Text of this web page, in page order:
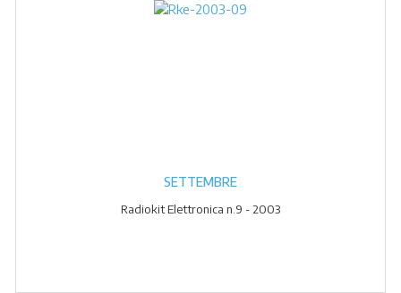
SETTEMBRE
Radiokit Elettronica n.9 - 2003